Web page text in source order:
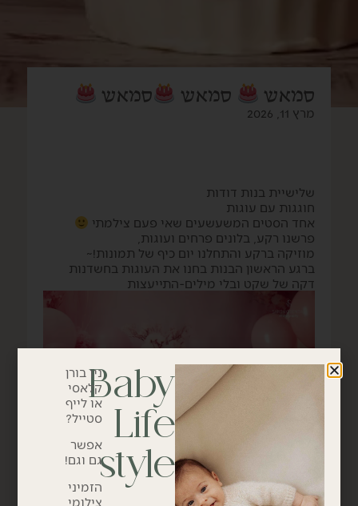
סמאש סמאש סמאש
מרץ 11, 2026
שלישיית בנות דודות
חוגגות עם עוגות
אחד הסטים המשעשעים שאי פעם צילמתי
פרשנו רקע, בלונים פרחים ועוגות,
מוזיקה ברקע והתחלנו יום כיף של תמונות!~
ברגע הראשון הבנות בחנו את העוגות בחשדנות
דקה של שקט ובלי מילים-התייעצות
שווה? לא שווה?
יש כאן מלכודת?
Baby
Life
style
ניו בורן
קלאסי
או לייף
סטייל?
אפשר
גם וגם!
הזמיני
צילומי